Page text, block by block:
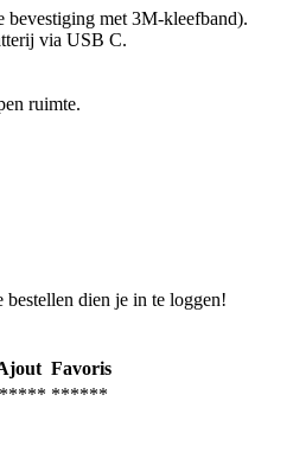
bevestiging met 3M-kleefband).
via USB C.
ruimte.
dien je in te loggen!
Favoris
******